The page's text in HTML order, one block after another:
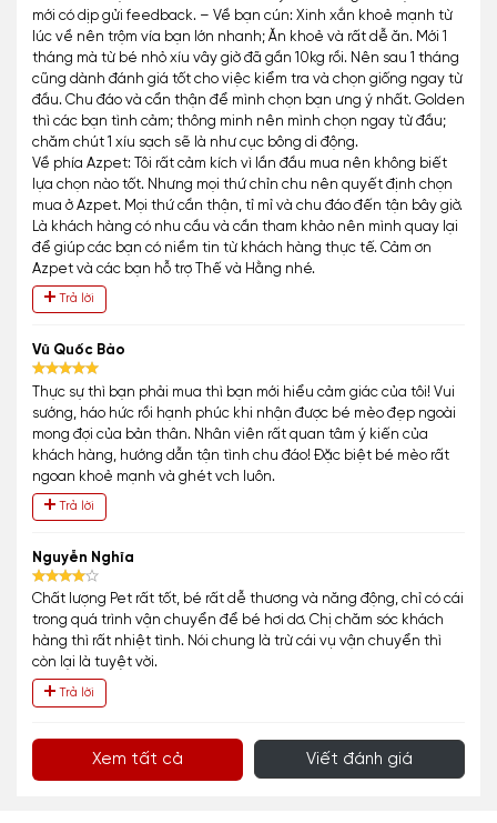
mới có dịp gửi feedback. – Về bạn cún: Xinh xắn khoẻ mạnh từ
lúc về nên trộm vía bạn lớn nhanh; Ăn khoẻ và rất dễ ăn. Mới 1
tháng mà từ bé nhỏ xíu vây giờ đã gần 10kg rồi. Nên sau 1 tháng
cũng dành đánh giá tốt cho việc kiểm tra và chọn giống ngay từ
đầu. Chu đáo và cẩn thận để mình chọn bạn ưng ý nhất. Golden
thì các bạn tình cảm; thông minh nên mình chọn ngay từ đầu;
chăm chút 1 xíu sạch sẽ là như cục bông di động.
Về phía Azpet: Tôi rất cảm kích vì lần đầu mua nên không biết
lựa chọn nào tốt. Nhưng mọi thứ chỉn chu nên quyết định chọn
mua ở Azpet. Mọi thứ cần thận, tỉ mỉ và chu đáo đến tận bây giờ.
Là khách hàng có nhu cầu và cần tham khảo nên mình quay lại
để giúp các bạn có niềm tin từ khách hàng thực tế. Cảm ơn
Azpet và các bạn hỗ trợ Thế và Hằng nhé.
Trả lời
Vũ Quốc Bảo
Thực sự thì bạn phải mua thì bạn mới hiểu cảm giác của tôi! Vui
sướng, háo hức rồi hạnh phúc khi nhận được bé mèo đẹp ngoài
mong đợi của bản thân. Nhân viên rất quan tâm ý kiến của
khách hàng, hướng dẫn tận tình chu đáo! Đặc biệt bé mèo rất
ngoan khoẻ mạnh và ghét vch luôn.
Trả lời
Nguyễn Nghĩa
Chất lượng Pet rất tốt, bé rất dễ thương và năng động, chỉ có cái
trong quá trình vận chuyển để bé hơi dơ. Chị chăm sóc khách
hàng thì rất nhiệt tình. Nói chung là trừ cái vụ vận chuyển thì
còn lại là tuyệt vời.
Trả lời
Xem tất cả Viết đánh giá